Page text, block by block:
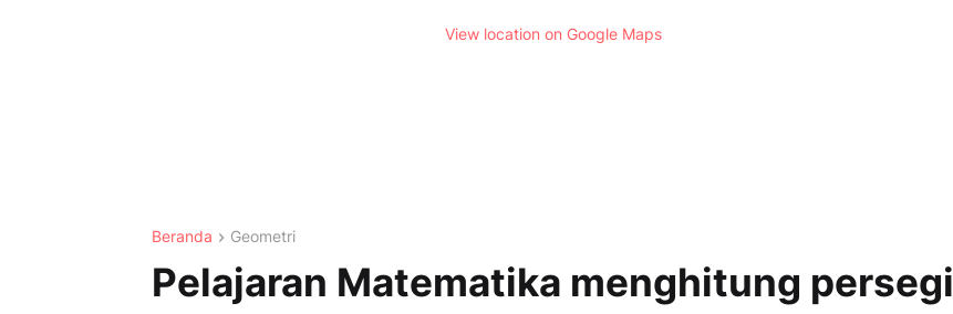
View location on Google Maps
Beranda Geometri
Pelajaran Matematika menghitung persegi